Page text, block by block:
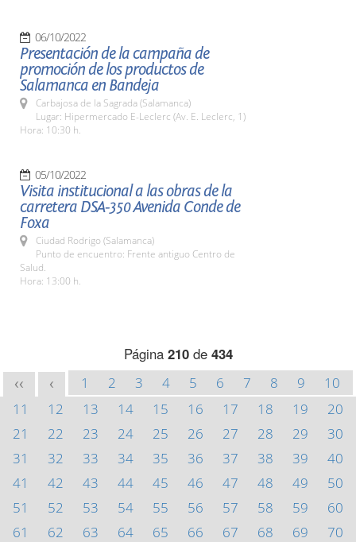
06/10/2022
Presentación de la campaña de
promoción de los productos de
Salamanca en Bandeja
Carbajosa de la Sagrada (Salamanca)
Lugar: Hipermercado E-Leclerc (Av. E. Leclerc, 1)
Hora: 10:30 h.
05/10/2022
Visita institucional a las obras de la
carretera DSA-350 Avenida Conde de
Foxa
Ciudad Rodrigo (Salamanca)
Punto de encuentro: Frente antiguo Centro de
Salud.
Hora: 13:00 h.
Página 210de 434
<< < 1 2 3 4 5 6 7 8 9
10
11
12 13 14 15 16 17 18 19
20
21
22 23 24 25 26 27 28 29
30
31
32 33 34 35 36 37 38 39
40
41
42 43 44 45 46 47 48 49
50
51
52 53 54 55 56 57 58 59
60
61
62 63 64 65 66 67 68 69
70